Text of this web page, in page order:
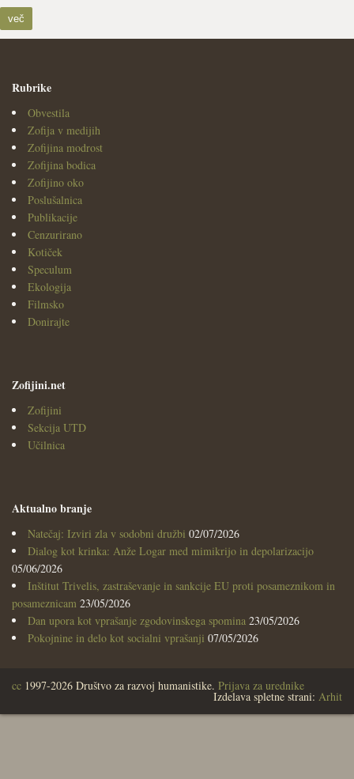
več
Rubrike
Obvestila
Zofija v medijih
Zofijina modrost
Zofijina bodica
Zofijino oko
Poslušalnica
Publikacije
Cenzurirano
Kotiček
Speculum
Ekologija
Filmsko
Donirajte
Zofijini.net
Zofijini
Sekcija UTD
Učilnica
Aktualno branje
Natečaj: Izviri zla v sodobni družbi 02/07/2026
Dialog kot krinka: Anže Logar med mimikrijo in depolarizacijo
05/06/2026
Inštitut Trivelis, zastraševanje in sankcije EU proti posameznikom in
posameznicam 23/05/2026
Dan upora kot vprašanje zgodovinskega spomina 23/05/2026
Pokojnine in delo kot socialni vprašanji 07/05/2026
cc 1997-2026 Društvo za razvoj humanistike. Prijava za urednike
Izdelava spletne strani: Arhit